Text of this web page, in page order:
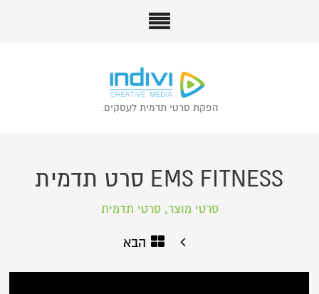
הפקת סרטי תדמית לעסקים.
EMS FITNESS סרט תדמית
סרטי מוצר, סרטי תדמית
הבא